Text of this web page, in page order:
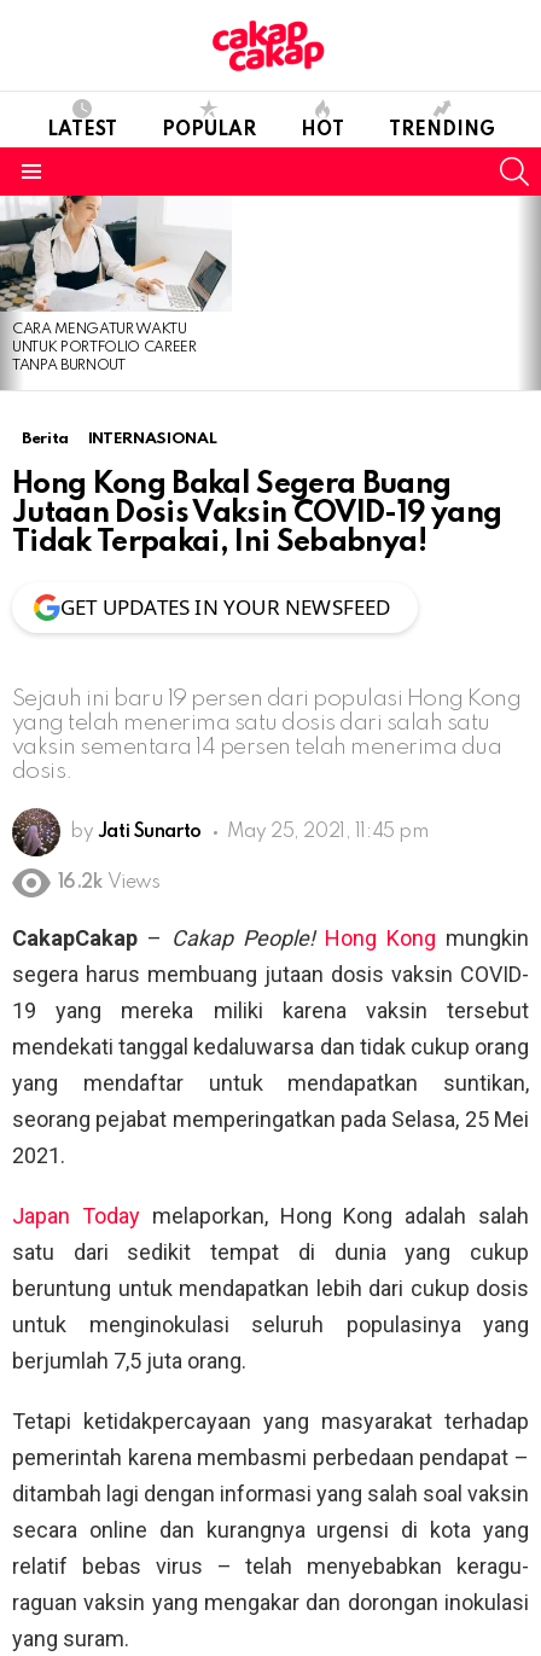
LATEST POPULAR HOT TRENDING
LATEST
STORIES
CARA MENGATUR WAKTU
UNTUK PORTFOLIO CAREER
TANPA BURNOUT
Berita INTERNASIONAL
Hong Kong Bakal Segera Buang
Jutaan Dosis Vaksin COVID-19 yang
Tidak Terpakai, Ini Sebabnya!
GET UPDATES IN YOUR NEWSFEED
Sejauh ini baru 19 persen dari populasi Hong Kong
yang telah menerima satu dosis dari salah satu
vaksin sementara 14 persen telah menerima dua
dosis.
by Jati Sunarto May 25, 2021, 11:45 pm
16.2k Views
CakapCakap – Cakap People! Hong Kong mungkin
segera harus membuang jutaan dosis vaksin COVID-
19 yang mereka miliki karena vaksin tersebut
mendekati tanggal kedaluwarsa dan tidak cukup orang
yang mendaftar untuk mendapatkan suntikan,
seorang pejabat memperingatkan pada Selasa, 25 Mei
2021.
Japan Todaymelaporkan, Hong Kong adalah salah
satu dari sedikit tempat di dunia yang cukup
beruntung untuk mendapatkan lebih dari cukup dosis
untuk menginokulasi seluruh populasinya yang
berjumlah 7,5 juta orang.
Tetapi ketidakpercayaan yang masyarakat terhadap
pemerintah karena membasmi perbedaan pendapat –
ditambah lagi dengan informasi yang salah soal vaksin
secara online dan kurangnya urgensi di kota yang
relatif bebas virus – telah menyebabkan keragu-
raguan vaksin yang mengakar dan dorongan inokulasi
yang suram.